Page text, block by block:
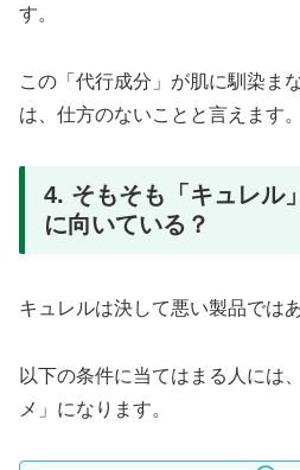
す。
この「代行成分」が肌に馴染ま
は、仕方のないことと言えます。
4. そもそも「キュレル
に向いている？
キュレルは決して悪い製品では
以下の条件に当てはまる人には
メ」になります。